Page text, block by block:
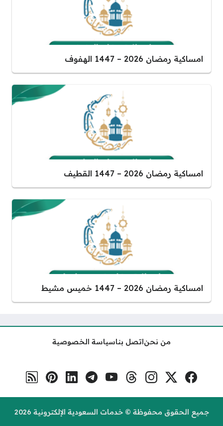
امساكية رمضان 2026 – 1447 الهفوف
امساكية رمضان 2026 – 1447 القطيف
امساكية رمضان 2026 – 1447 خميس مشيط
من نحناتصل بناسياسة الخصوصية
مواقع التواصل فيسبوكمنصة إكسإنستغرامثريدسيوتيوبتلغراملينكد إنبنترست
رابط RSS
جميع الحقوق محفوظة © خدمات السعودية الإلكترونية 2026